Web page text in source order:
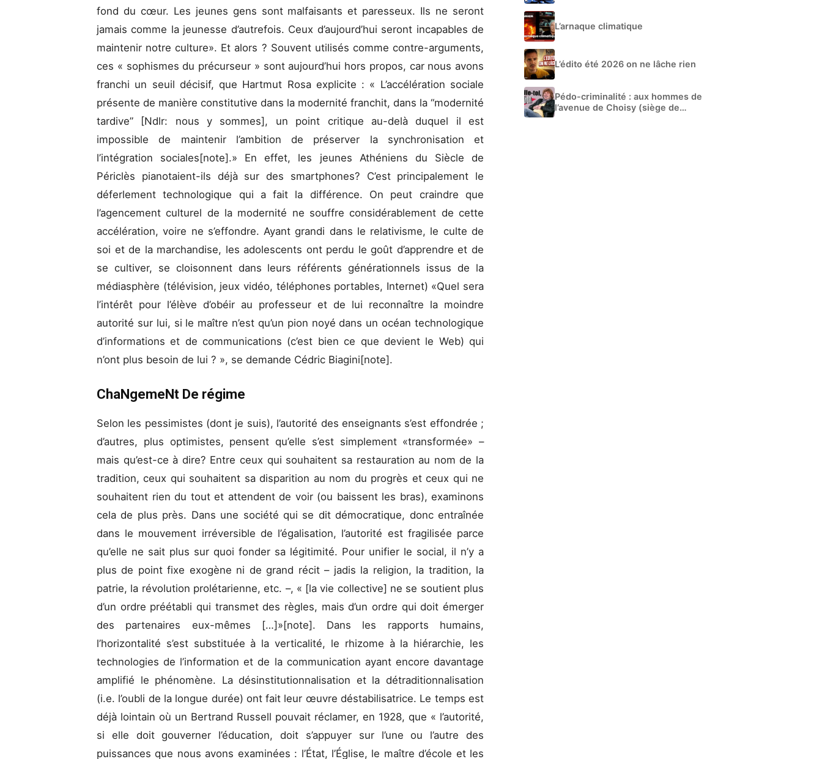
fond du cœur. Les jeunes gens sont malfaisants et paresseux. Ils ne seront
jamais comme la jeunesse d’autrefois. Ceux d’aujourd’hui seront incapables de
maintenir notre culture». Et alors ? Souvent utilisés comme contre-arguments,
ces « sophismes du précurseur » sont aujourd’hui hors propos, car nous avons
franchi un seuil décisif, que Hartmut Rosa explicite : « L’accélération sociale
présente de manière constitutive dans la modernité franchit, dans la “modernité
tardive” [Ndlr: nous y sommes], un point critique au-delà duquel il est
impossible de maintenir l’ambition de préserver la synchronisation et
l’intégration sociales[note].» En effet, les jeunes Athéniens du Siècle de
Périclès pianotaient-ils déjà sur des smartphones? C’est principalement le
déferlement technologique qui a fait la différence. On peut craindre que
l’agencement culturel de la modernité ne souffre considérablement de cette
accélération, voire ne s’effondre. Ayant grandi dans le relativisme, le culte de
soi et de la marchandise, les adolescents ont perdu le goût d’apprendre et de
se cultiver, se cloisonnent dans leurs référents générationnels issus de la
médiasphère (télévision, jeux vidéo, téléphones portables, Internet) «Quel sera
l’intérêt pour l’élève d’obéir au professeur et de lui reconnaître la moindre
autorité sur lui, si le maître n’est qu’un pion noyé dans un océan technologique
d’informations et de communications (c’est bien ce que devient le Web) qui
n’ont plus besoin de lui ? », se demande Cédric Biagini[note].
ChaNgemeNt De régime
Selon les pessimistes (dont je suis), l’autorité des enseignants s’est effondrée ;
d’autres, plus optimistes, pensent qu’elle s’est simplement «transformée» –
mais qu’est-ce à dire? Entre ceux qui souhaitent sa restauration au nom de la
tradition, ceux qui souhaitent sa disparition au nom du progrès et ceux qui ne
souhaitent rien du tout et attendent de voir (ou baissent les bras), examinons
cela de plus près. Dans une société qui se dit démocratique, donc entraînée
dans le mouvement irréversible de l’égalisation, l’autorité est fragilisée parce
qu’elle ne sait plus sur quoi fonder sa légitimité. Pour unifier le social, il n’y a
plus de point fixe exogène ni de grand récit – jadis la religion, la tradition, la
patrie, la révolution prolétarienne, etc. –, « [la vie collective] ne se soutient plus
d’un ordre préétabli qui transmet des règles, mais d’un ordre qui doit émerger
des partenaires eux-mêmes […]»[note]. Dans les rapports humains,
l’horizontalité s’est substituée à la verticalité, le rhizome à la hiérarchie, les
technologies de l’information et de la communication ayant encore davantage
amplifié le phénomène. La désinstitutionnalisation et la détraditionnalisation
(i.e. l’oubli de la longue durée) ont fait leur œuvre déstabilisatrice. Le temps est
déjà lointain où un Bertrand Russell pouvait réclamer, en 1928, que « l’autorité,
si elle doit gouverner l’éducation, doit s’appuyer sur l’une ou l’autre des
puissances que nous avons examinées : l’État, l’Église, le maître d’école et les
L’arnaque climatique
L’édito été 2026 on ne lâche rien
Pédo-criminalité : aux hommes de
l’avenue de Choisy (siège de